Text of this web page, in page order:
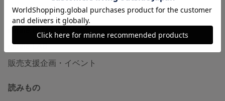
ダウンロード販売
minne PLUS
minne LAB
販売支援企画・イベント
読みもの